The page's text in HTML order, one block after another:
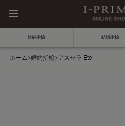
婚約指輪 結婚指輪
ホーム>婚約指輪>アスセラ Ete